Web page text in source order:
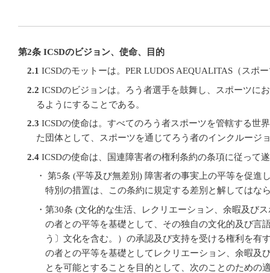
第2条 ICSDのビジョン、使命、目的
2.1 ICSDのモットーは。PER LUDOS AEQUALITAS（スポ
2.2 ICSDのビジョンは。ろう者選手を鼓舞し、スポーツに
るようにすることである。
2.3 ICSDの使命は。すべてのろう者スポーツを管轄する世
た団体として、スポーツを通じてろう者のインクルージ
2.4 ICSDの使命は、国連障害者の権利条約の条項に従って
・ 第5条 (平等及び無差別) 障害者の事実上の平等を促進
特別の措置は、この条約に規定する差別と解してはな
・第30条 (文化的な生活、レクリエーション、余暇及び
の者との平等を基礎として、その独自の文化的及び言
う〕文化を含む。）の承認及び支持を受ける権利を有
の者との平等を基礎としてレクリエーション、余暇及
とを可能とすることを目的として、次のことのための